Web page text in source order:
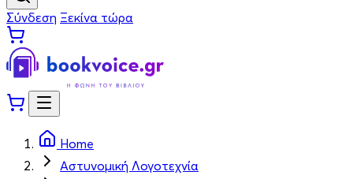
Σύνδεση Ξεκίνα τώρα
Home
Αστυνομική Λογοτεχνία